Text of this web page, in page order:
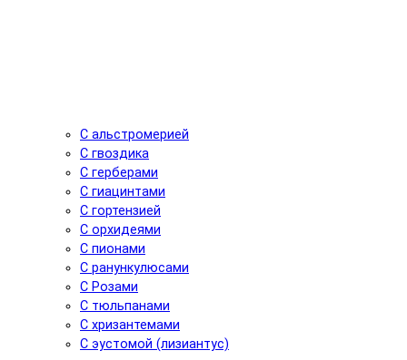
С альстромерией
С гвоздика
С герберами
С гиацинтами
С гортензией
С орхидеями
С пионами
С ранункулюсами
С Розами
С тюльпанами
С хризантемами
С эустомой (лизиантус)